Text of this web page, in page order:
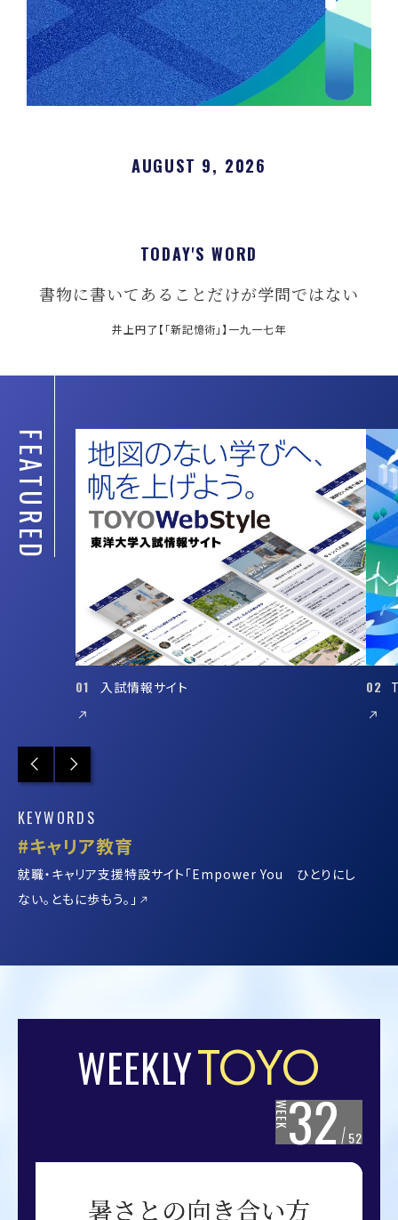
AUGUST 9, 2026
TODAY'S WORD
書物に書いてあることだけが学問ではない
井上円了【「新記憶術」】一九一七年
FEATURED
01 入試情報サイト 02
Previous
Next
KEYWORDS
#東洋大学いのち総合研究機構
あらゆる「いのち」の調和を目指す研究を推進
WEEKLYTOYO
WEEK32 52